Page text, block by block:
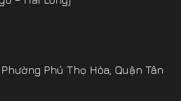
Phú Thọ Hòa, Quận Tân